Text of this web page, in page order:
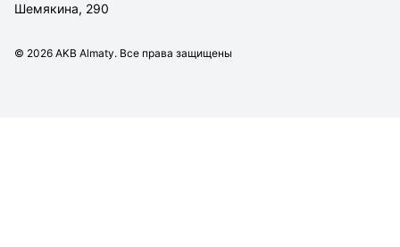
Шемякина, 290
© 2026 AKB Almaty. Все права защищены